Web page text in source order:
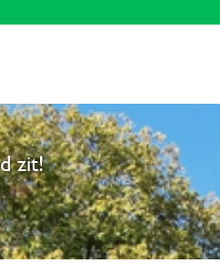
zit!